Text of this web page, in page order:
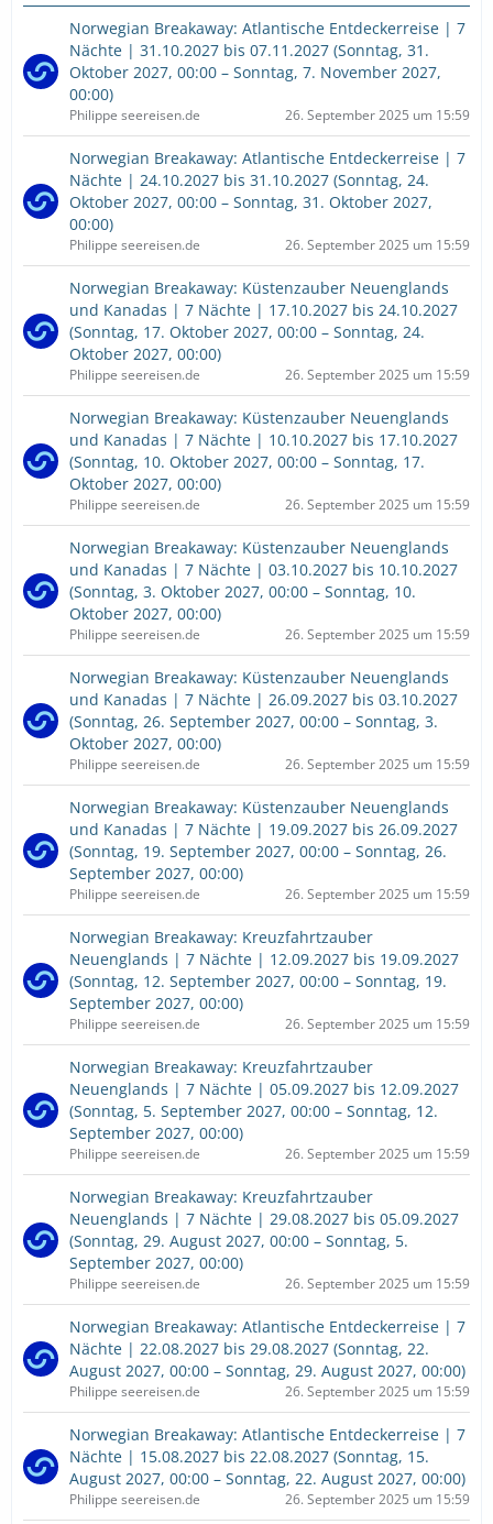
Norwegian Breakaway: Atlantische Entdeckerreise | 7
Nächte | 31.10.2027 bis 07.11.2027 (Sonntag, 31.
Oktober 2027, 00:00 – Sonntag, 7. November 2027,
00:00)
Philippe seereisen.de 26. September 2025 um 15:59
Norwegian Breakaway: Atlantische Entdeckerreise | 7
Nächte | 24.10.2027 bis 31.10.2027 (Sonntag, 24.
Oktober 2027, 00:00 – Sonntag, 31. Oktober 2027,
00:00)
Philippe seereisen.de 26. September 2025 um 15:59
Norwegian Breakaway: Küstenzauber Neuenglands
und Kanadas | 7 Nächte | 17.10.2027 bis 24.10.2027
(Sonntag, 17. Oktober 2027, 00:00 – Sonntag, 24.
Oktober 2027, 00:00)
Philippe seereisen.de 26. September 2025 um 15:59
Norwegian Breakaway: Küstenzauber Neuenglands
und Kanadas | 7 Nächte | 10.10.2027 bis 17.10.2027
(Sonntag, 10. Oktober 2027, 00:00 – Sonntag, 17.
Oktober 2027, 00:00)
Philippe seereisen.de 26. September 2025 um 15:59
Norwegian Breakaway: Küstenzauber Neuenglands
und Kanadas | 7 Nächte | 03.10.2027 bis 10.10.2027
(Sonntag, 3. Oktober 2027, 00:00 – Sonntag, 10.
Oktober 2027, 00:00)
Philippe seereisen.de 26. September 2025 um 15:59
Norwegian Breakaway: Küstenzauber Neuenglands
und Kanadas | 7 Nächte | 26.09.2027 bis 03.10.2027
(Sonntag, 26. September 2027, 00:00 – Sonntag, 3.
Oktober 2027, 00:00)
Philippe seereisen.de 26. September 2025 um 15:59
Norwegian Breakaway: Küstenzauber Neuenglands
und Kanadas | 7 Nächte | 19.09.2027 bis 26.09.2027
(Sonntag, 19. September 2027, 00:00 – Sonntag, 26.
September 2027, 00:00)
Philippe seereisen.de 26. September 2025 um 15:59
Norwegian Breakaway: Kreuzfahrtzauber
Neuenglands | 7 Nächte | 12.09.2027 bis 19.09.2027
(Sonntag, 12. September 2027, 00:00 – Sonntag, 19.
September 2027, 00:00)
Philippe seereisen.de 26. September 2025 um 15:59
Norwegian Breakaway: Kreuzfahrtzauber
Neuenglands | 7 Nächte | 05.09.2027 bis 12.09.2027
(Sonntag, 5. September 2027, 00:00 – Sonntag, 12.
September 2027, 00:00)
Philippe seereisen.de 26. September 2025 um 15:59
Norwegian Breakaway: Kreuzfahrtzauber
Neuenglands | 7 Nächte | 29.08.2027 bis 05.09.2027
(Sonntag, 29. August 2027, 00:00 – Sonntag, 5.
September 2027, 00:00)
Philippe seereisen.de 26. September 2025 um 15:59
Norwegian Breakaway: Atlantische Entdeckerreise | 7
Nächte | 22.08.2027 bis 29.08.2027 (Sonntag, 22.
August 2027, 00:00 – Sonntag, 29. August 2027, 00:00)
Philippe seereisen.de 26. September 2025 um 15:59
Norwegian Breakaway: Atlantische Entdeckerreise | 7
Nächte | 15.08.2027 bis 22.08.2027 (Sonntag, 15.
August 2027, 00:00 – Sonntag, 22. August 2027, 00:00)
Philippe seereisen.de 26. September 2025 um 15:59